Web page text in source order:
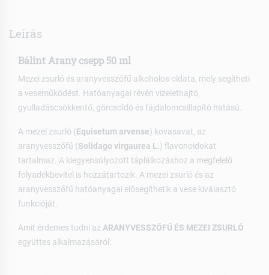
Leírás
Bálint Arany csepp 50 ml
Mezei zsurló és aranyvesszőfű alkoholos oldata, mely segítheti
a veseműködést. Hatóanyagai révén vizelethajtó,
gyulladáscsökkentő, görcsoldó és fájdalomcsillapító hatású.
A mezei zsurló (Equisetum arvense) kovasavat, az
aranyvesszőfű (Solidago virgaurea L.) flavonoidokat
tartalmaz. A kiegyensúlyozott táplálkozáshoz a megfelelő
folyadékbevitel is hozzátartozik. A mezei zsurló és az
aranyvesszőfű hatóanyagai elősegíthetik a vese kiválasztó
funkcióját.
Amit érdemes tudni az ARANYVESSZŐFŰ ÉS MEZEI ZSURLÓ
együttes alkalmazásáról: